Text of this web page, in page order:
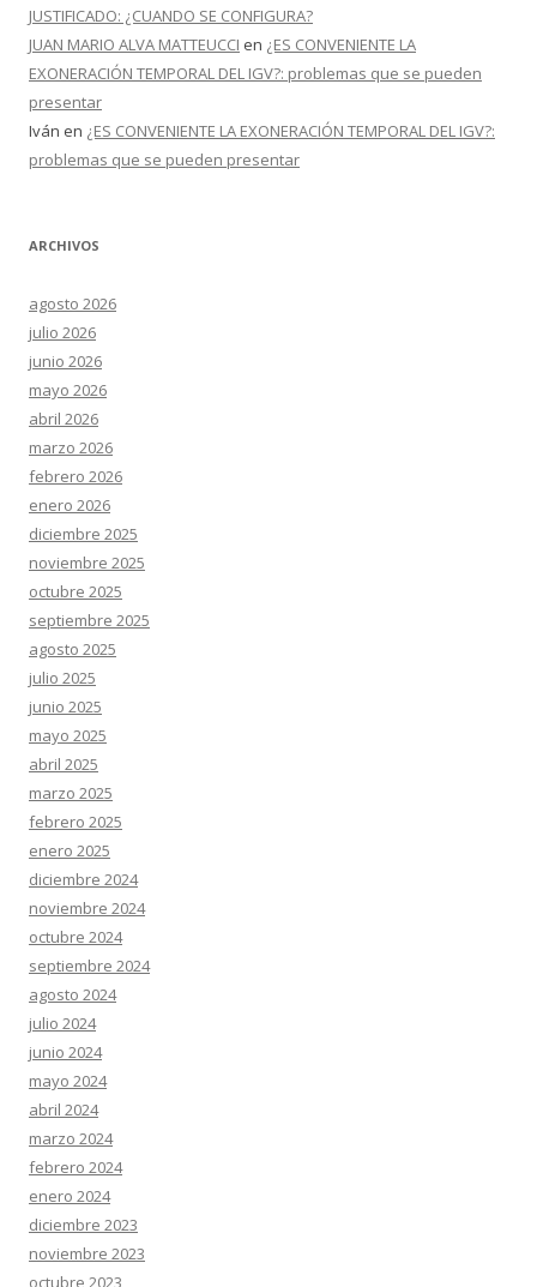
JUSTIFICADO: ¿CUANDO SE CONFIGURA?
JUAN MARIO ALVA MATTEUCCI en ¿ES CONVENIENTE LA
EXONERACIÓN TEMPORAL DEL IGV?: problemas que se pueden
presentar
Iván en ¿ES CONVENIENTE LA EXONERACIÓN TEMPORAL DEL IGV?:
problemas que se pueden presentar
ARCHIVOS
agosto 2026
julio 2026
junio 2026
mayo 2026
abril 2026
marzo 2026
febrero 2026
enero 2026
diciembre 2025
noviembre 2025
octubre 2025
septiembre 2025
agosto 2025
julio 2025
junio 2025
mayo 2025
abril 2025
marzo 2025
febrero 2025
enero 2025
diciembre 2024
noviembre 2024
octubre 2024
septiembre 2024
agosto 2024
julio 2024
junio 2024
mayo 2024
abril 2024
marzo 2024
febrero 2024
enero 2024
diciembre 2023
noviembre 2023
octubre 2023